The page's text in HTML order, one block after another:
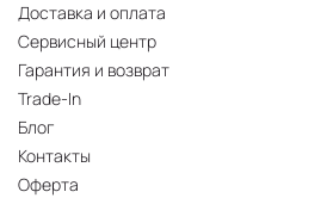
Доставка и оплата
Сервисный центр
Гарантия и возврат
Trade-In
Блог
Контакты
Оферта